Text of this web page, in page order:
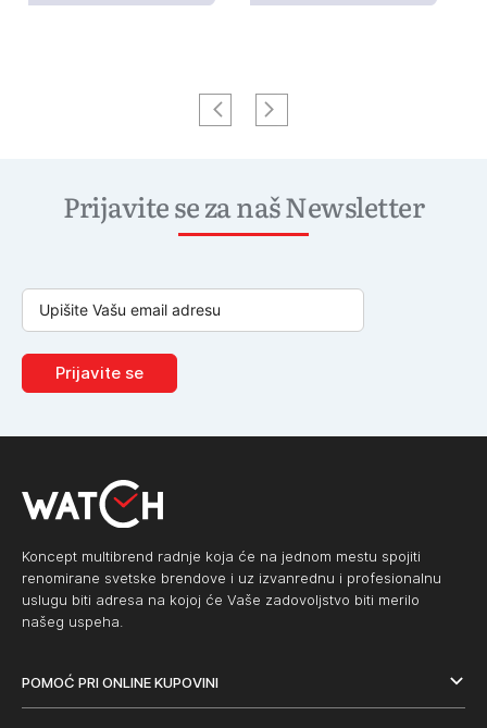
Prijavite se za naš Newsletter
Prijavite se
Koncept multibrend radnje koja će na jednom mestu spojiti
renomirane svetske brendove i uz izvanrednu i profesionalnu
uslugu biti adresa na kojoj će Vaše zadovoljstvo biti merilo
našeg uspeha.
POMOĆ PRI ONLINE KUPOVINI